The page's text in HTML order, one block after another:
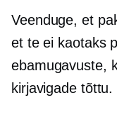
Veenduge, et
et te ei kaotaks
ebamugavuste,
kirjavigade tõttu.